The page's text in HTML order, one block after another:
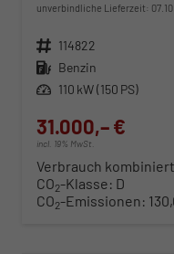
unverbindliche Lieferzeit:
Fahrzeugnr. 114822
Kraftstoff Benzin
Leistung 110 kW (150 PS)
31.000,– €
incl. 19% MwSt.
Verbrauch
CO2-Klasse: D
CO2-Emissionen: